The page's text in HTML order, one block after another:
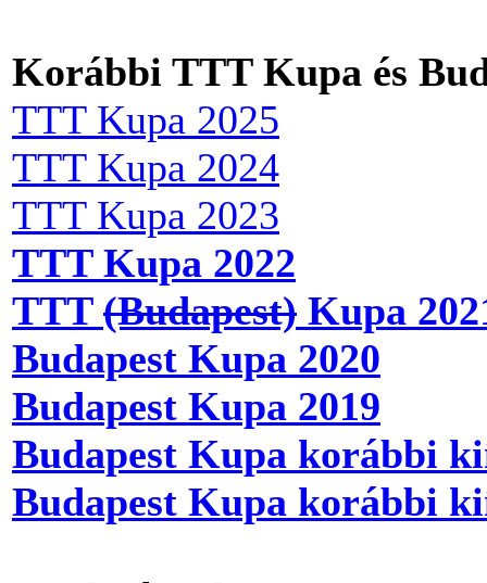
Korábbi TTT Kupa és
TTT Kupa 2025
TTT Kupa 2024
TTT Kupa 2023
TTT Kupa 2022
TTT (Budapest) Kupa
Budapest Kupa 2020
Budapest Kupa 2019
Budapest Kupa korábbi
Budapest Kupa korábbi